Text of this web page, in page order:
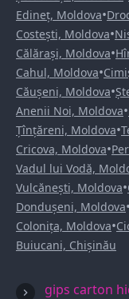
Edineț, Moldova•
Costești, Moldova•
Călărași, Moldova•
Cahul, Moldova•
Căușeni, Moldova•
Anenii Noi, Moldova•
Țînțăreni, Moldova•
Cricova, Moldova•
Vadul lui Vodă,
Vulcănești, Moldova•
Dondușeni, Moldova•
Colonița, Moldova•
Buiucani, Chișinău
gips carton